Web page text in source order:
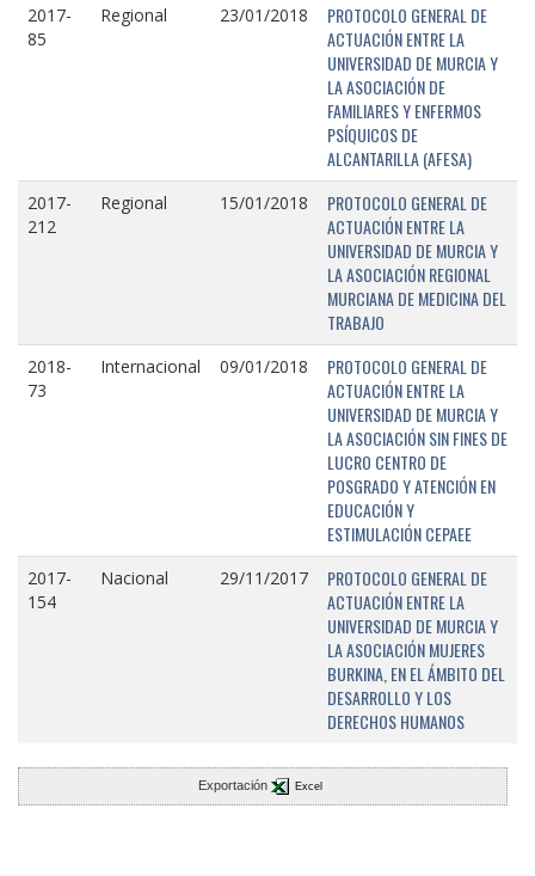
2017-
85
Regional 23/01/2018
PROTOCOLO GENERAL DE
ACTUACIÓN ENTRE LA
UNIVERSIDAD DE MURCIA Y
LA ASOCIACIÓN DE
FAMILIARES Y ENFERMOS
PSÍQUICOS DE
ALCANTARILLA (AFESA)
2017-
212
Regional 15/01/2018
PROTOCOLO GENERAL DE
ACTUACIÓN ENTRE LA
UNIVERSIDAD DE MURCIA Y
LA ASOCIACIÓN REGIONAL
MURCIANA DE MEDICINA DEL
TRABAJO
2018-
73
Internacional 09/01/2018
PROTOCOLO GENERAL DE
ACTUACIÓN ENTRE LA
UNIVERSIDAD DE MURCIA Y
LA ASOCIACIÓN SIN FINES DE
LUCRO CENTRO DE
POSGRADO Y ATENCIÓN EN
EDUCACIÓN Y
ESTIMULACIÓN CEPAEE
2017-
154
Nacional 29/11/2017
PROTOCOLO GENERAL DE
ACTUACIÓN ENTRE LA
UNIVERSIDAD DE MURCIA Y
LA ASOCIACIÓN MUJERES
BURKINA, EN EL ÁMBITO DEL
DESARROLLO Y LOS
DERECHOS HUMANOS
Exportación Excel